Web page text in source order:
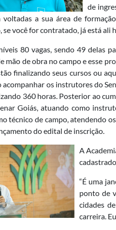
de
voltadas a sua área de
você for contratado, já está ali
80 vagas, sendo 49 delas
mão de obra no campo e esse
finalizando seus cursos ou
acompanhar os instrutores do
360 horas. Posterior ao
Goiás, atuando como
técnico de campo, atendendo
do edital de inscrição.
A
“É uma
ponto de
cidades
carreira.